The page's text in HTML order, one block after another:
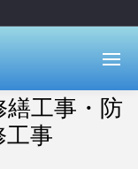
工事・防
工事